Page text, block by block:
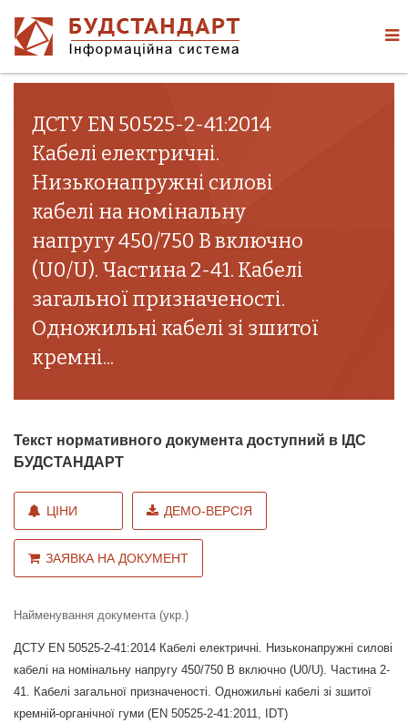
ДСТУ EN 50525-2-41:2014
Кабелі електричні.
Низьконапружні силові
кабелі на номінальну
напругу 450/750 В включно
(U0/U). Частина 2-41. Кабелі
загальної призначеності.
Одножильні кабелі зі зшитої
кремні...
Текст нормативного документа доступний в ІДС
БУДСТАНДАРТ
ЦІНИ ДЕМО-ВЕРСІЯ
ЗАЯВКА НА ДОКУМЕНТ
Найменування документа (укр.)
ДСТУ EN 50525-2-41:2014 Кабелі електричні. Низьконапружні силові
кабелі на номінальну напругу 450/750 В включно (U0/U). Частина 2-
41. Кабелі загальної призначеності. Одножильні кабелі зі зшитої
кремній-органічної гуми (EN 50525-2-41:2011, IDT)